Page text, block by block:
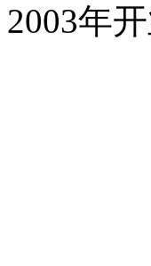
2003年